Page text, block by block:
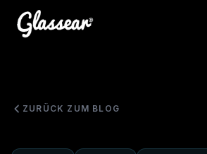
ZURÜCK ZUM BLOG